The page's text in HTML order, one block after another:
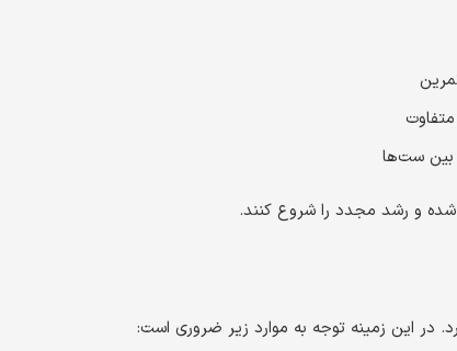
بین ست‌ها
و رشد مجدد را شروع کنند.
در این زمینه توجه به موارد زیر ضروری است: